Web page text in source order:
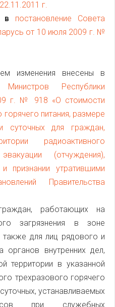
г.
в постановление Совета
от 10 июля 2009 г. №
изменения внесены в
Республики
г. № 918 «О стоимости
питания, размере
суточных для граждан,
радиоактивного
(отчуждения),
признании утратившими
Правительства
работающих на
загрязнения в зоне
также для лиц рядового и
органов внутренних дел,
территории в указанной
трехразового горячего
устанавливаемых
при служебных